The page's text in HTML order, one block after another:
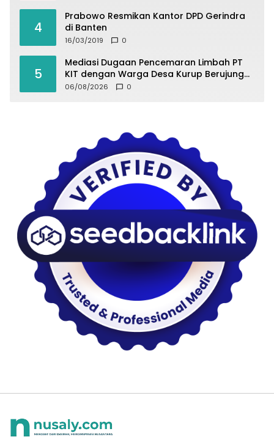
4
Prabowo Resmikan Kantor DPD Gerindra
di Banten
16/03/2019 0
5
Mediasi Dugaan Pencemaran Limbah PT
KIT dengan Warga Desa Kurup Berujung
Buntu
06/08/2026 0